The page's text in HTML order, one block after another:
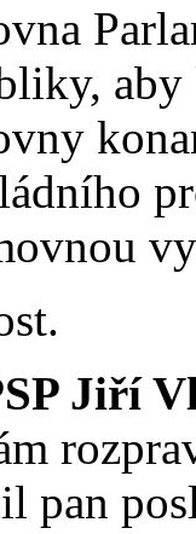
Jiří
pan